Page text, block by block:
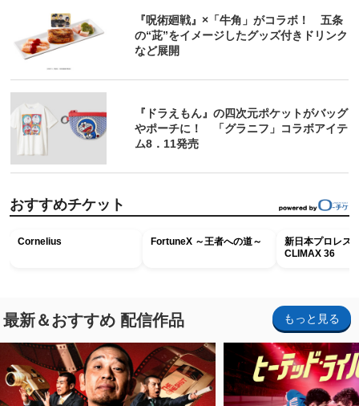
『呪術廻戦』×「牛角」がコラボ！ 五条
の“茈”をイメージしたグッズ付きドリンク
など展開
『ドラえもん』の四次元ポケットがバッグ
やポーチに！ 「グラニフ」コラボアイテ
ム8．11発売
おすすめチケット
Cornelius FortuneX ～王者への道～
新日本プロレス
CLIMAX 36
最新＆おすすめ 配信作品 もっと見る